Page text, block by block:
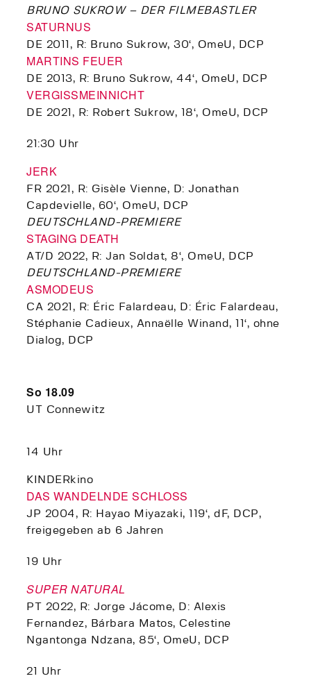
BRUNO SUKROW – DER FILMEBASTLER
SATURNUS
DE 2011, R: Bruno Sukrow, 30‘, OmeU, DCP
MARTINS FEUER
DE 2013, R: Bruno Sukrow, 44‘, OmeU, DCP
VERGISSMEINNICHT
DE 2021, R: Robert Sukrow, 18‘, OmeU, DCP
21:30 Uhr
JERK
FR 2021, R: Gisèle Vienne, D: Jonathan
Capdevielle, 60‘, OmeU, DCP
DEUTSCHLAND-PREMIERE
STAGING DEATH
AT/D 2022, R: Jan Soldat, 8‘, OmeU, DCP
DEUTSCHLAND-PREMIERE
ASMODEUS
CA 2021, R: Éric Falardeau, D: Éric Falardeau,
Stéphanie Cadieux, Annaëlle Winand, 11‘, ohne
Dialog, DCP
So 18.09
UT Connewitz
14 Uhr
KINDERkino
DAS WANDELNDE SCHLOSS
JP 2004, R: Hayao Miyazaki, 119‘, dF, DCP,
freigegeben ab 6 Jahren
19 Uhr
SUPER NATURAL
PT 2022, R: Jorge Jácome, D: Alexis
Fernandez, Bárbara Matos, Celestine
Ngantonga Ndzana, 85‘, OmeU, DCP
21 Uhr